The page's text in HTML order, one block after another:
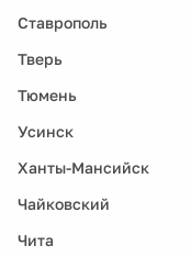
Ставрополь
Тверь
Тюмень
Усинск
Ханты-Мансийск
Чайковский
Чита